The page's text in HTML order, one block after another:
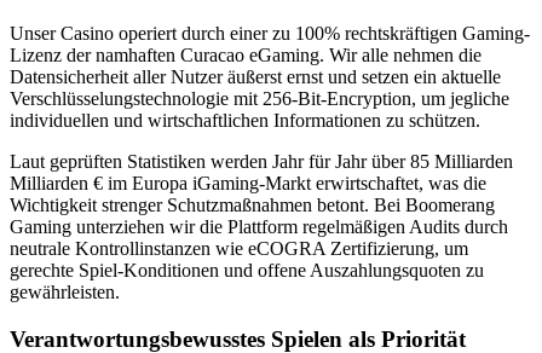
Unser Casino operiert durch einer zu 100% rechtskräftigen Gaming-
Lizenz der namhaften Curacao eGaming. Wir alle nehmen die
Datensicherheit aller Nutzer äußerst ernst und setzen ein aktuelle
Verschlüsselungstechnologie mit 256-Bit-Encryption, um jegliche
individuellen und wirtschaftlichen Informationen zu schützen.
Laut geprüften Statistiken werden Jahr für Jahr über 85 Milliarden
Milliarden € im Europa iGaming-Markt erwirtschaftet, was die
Wichtigkeit strenger Schutzmaßnahmen betont. Bei Boomerang
Gaming unterziehen wir die Plattform regelmäßigen Audits durch
neutrale Kontrollinstanzen wie eCOGRA Zertifizierung, um
gerechte Spiel-Konditionen und offene Auszahlungsquoten zu
gewährleisten.
Verantwortungsbewusstes Spielen als Priorität